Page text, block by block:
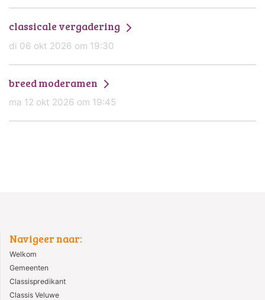
classicale vergadering
di 06 okt 2026 om 19:30
breed moderamen
ma 12 okt 2026 om 19:45
Navigeer naar:
Welkom
Gemeenten
Classispredikant
Classis Veluwe